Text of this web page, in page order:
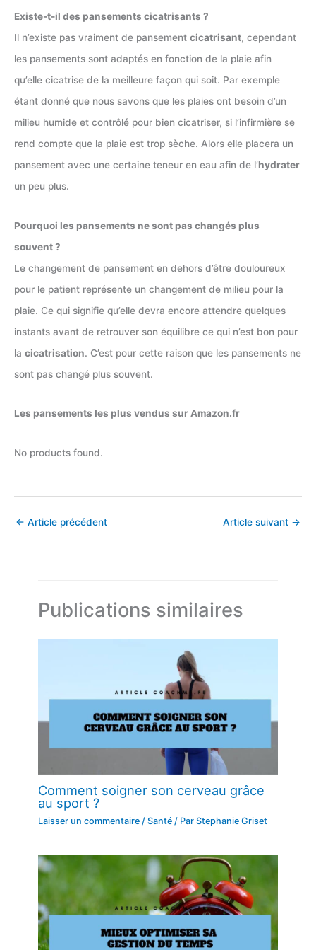
Existe-t-il des pansements cicatrisants ?
Il n’existe pas vraiment de pansement cicatrisant, cependant
les pansements sont adaptés en fonction de la plaie afin
qu’elle cicatrise de la meilleure façon qui soit. Par exemple
étant donné que nous savons que les plaies ont besoin d’un
milieu humide et contrôlé pour bien cicatriser, si l’infirmière se
rend compte que la plaie est trop sèche. Alors elle placera un
pansement avec une certaine teneur en eau afin de l’hydrater
un peu plus.
Pourquoi les pansements ne sont pas changés plus
souvent ?
Le changement de pansement en dehors d’être douloureux
pour le patient représente un changement de milieu pour la
plaie. Ce qui signifie qu’elle devra encore attendre quelques
instants avant de retrouver son équilibre ce qui n’est bon pour
la cicatrisation. C’est pour cette raison que les pansements ne
sont pas changé plus souvent.
Les pansements les plus vendus sur Amazon.fr
No products found.
← Article précédent Article suivant →
Publications similaires
Comment soigner son cerveau grâce
au sport ?
Laisser un commentaire /Santé / ParStephanie Griset